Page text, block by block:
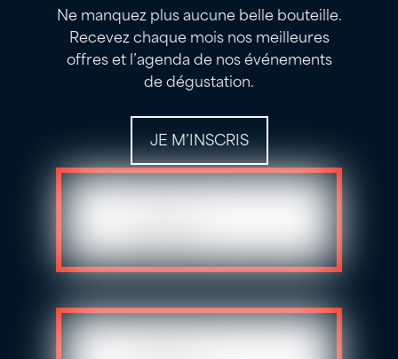
Ne manquez plus aucune belle bouteille.
Recevez chaque mois nos meilleures
offres et l’agenda de nos événements
de dégustation.
JE M’INSCRIS